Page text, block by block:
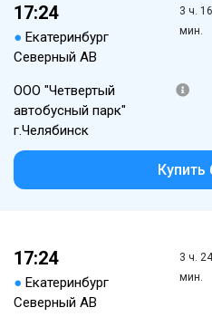
17:24
● Екатеринбург
Северный АВ
3 ч. 16
мин.
ООО "Четвертый
автобусный парк"
г.Челябинск
Купить
17:24
● Екатеринбург
Северный АВ
3 ч. 24
мин.